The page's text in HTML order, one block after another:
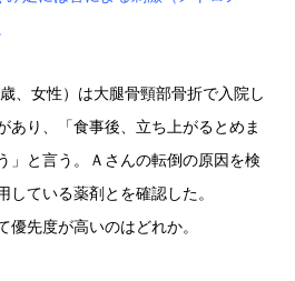
、女性）は大腿骨頸部骨折で入院し
あり、「食事後、立ち上がるとめま
」と言う。Ａさんの転倒の原因を検
ている薬剤とを確認した。
先度が高いのはどれか。